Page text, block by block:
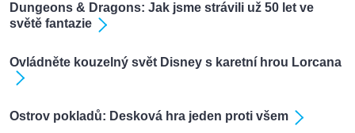
Dungeons & Dragons: Jak jsme strávili už 50 let ve
světě fantazie
Ovládněte kouzelný svět Disney s karetní hrou Lorcana
Ostrov pokladů: Desková hra jeden proti všem